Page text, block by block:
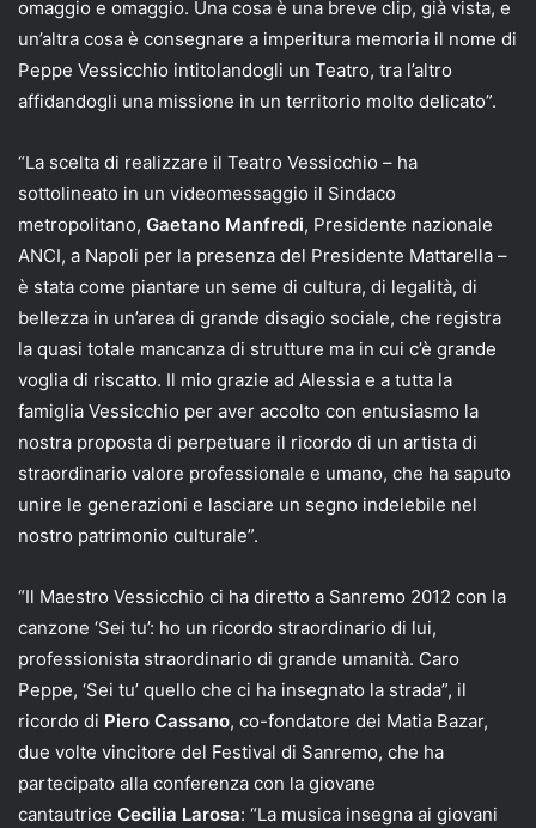
omaggio e omaggio. Una cosa è una breve clip, già vista, e
un’altra cosa è consegnare a imperitura memoria il nome di
Peppe Vessicchio intitolandogli un Teatro, tra l’altro
affidandogli una missione in un territorio molto delicato”.
“La scelta di realizzare il Teatro Vessicchio – ha
sottolineato in un videomessaggio il Sindaco
metropolitano, Gaetano Manfredi, Presidente nazionale
ANCI, a Napoli per la presenza del Presidente Mattarella –
è stata come piantare un seme di cultura, di legalità, di
bellezza in un’area di grande disagio sociale, che registra
la quasi totale mancanza di strutture ma in cui c’è grande
voglia di riscatto. Il mio grazie ad Alessia e a tutta la
famiglia Vessicchio per aver accolto con entusiasmo la
nostra proposta di perpetuare il ricordo di un artista di
straordinario valore professionale e umano, che ha saputo
unire le generazioni e lasciare un segno indelebile nel
nostro patrimonio culturale”.
“Il Maestro Vessicchio ci ha diretto a Sanremo 2012 con la
canzone ‘Sei tu’: ho un ricordo straordinario di lui,
professionista straordinario di grande umanità. Caro
Peppe, ‘Sei tu’ quello che ci ha insegnato la strada”, il
ricordo di Piero Cassano, co-fondatore dei Matia Bazar,
due volte vincitore del Festival di Sanremo, che ha
partecipato alla conferenza con la giovane
cantautrice Cecilia Larosa: “La musica insegna ai giovani